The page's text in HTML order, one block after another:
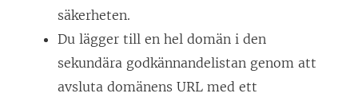
säkerheten.
Du lägger till en hel domän i den
sekundära godkännandelistan genom att
avsluta domänens URL med ett